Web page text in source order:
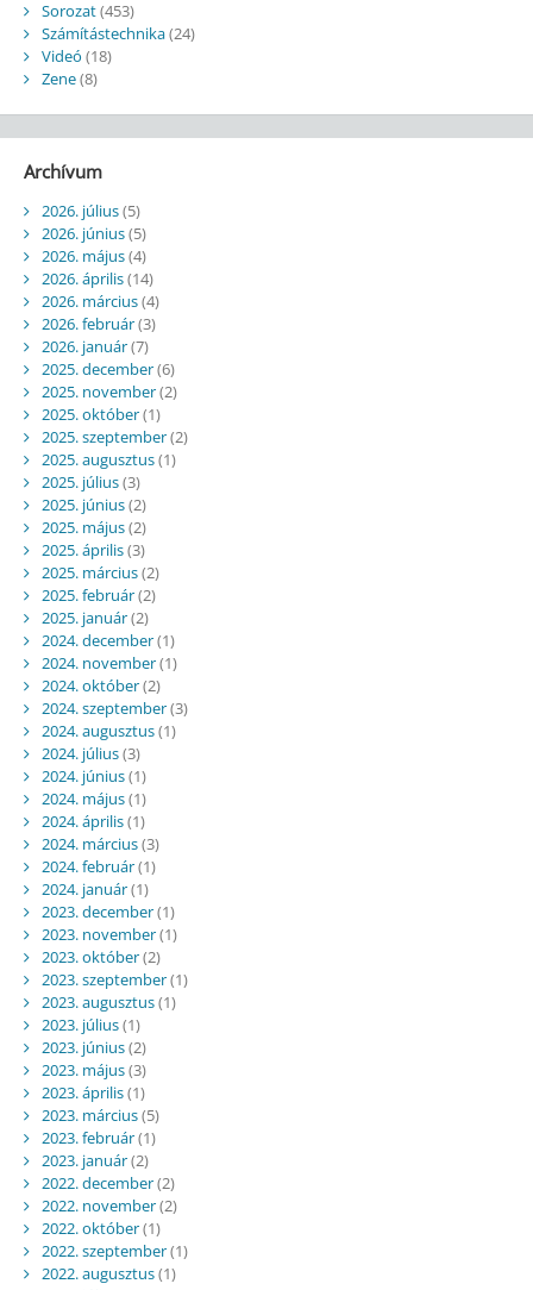
Sorozat(453)
Számítástechnika(24)
Videó (18)
Zene(8)
Archívum
2026. július(5)
2026. június(5)
2026. május(4)
2026. április(14)
2026. március(4)
2026. február(3)
2026. január(7)
2025. december(6)
2025. november(2)
2025. október(1)
2025. szeptember(2)
2025. augusztus(1)
2025. július(3)
2025. június(2)
2025. május(2)
2025. április(3)
2025. március(2)
2025. február(2)
2025. január(2)
2024. december(1)
2024. november(1)
2024. október(2)
2024. szeptember(3)
2024. augusztus(1)
2024. július(3)
2024. június(1)
2024. május(1)
2024. április(1)
2024. március(3)
2024. február(1)
2024. január(1)
2023. december(1)
2023. november(1)
2023. október(2)
2023. szeptember(1)
2023. augusztus(1)
2023. július(1)
2023. június(2)
2023. május(3)
2023. április(1)
2023. március(5)
2023. február(1)
2023. január(2)
2022. december(2)
2022. november(2)
2022. október(1)
2022. szeptember(1)
2022. augusztus(1)